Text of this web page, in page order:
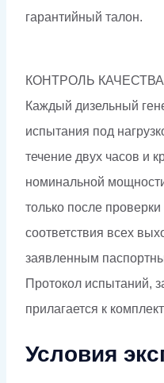
гарантийный талон.
КОНТРОЛЬ
Каждый дизельный
испытания под
течение двух часов и
номинальной
только после
соответствия всех
заявленным
Протокол испытаний,
прилагается к
Условия